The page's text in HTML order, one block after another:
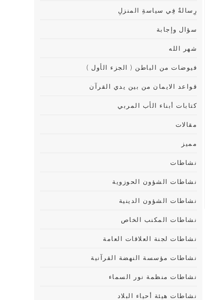
رِسالةٌ فِي سياسةِ المنزلِ
سؤال وإجابة
شهر الله
فيوضات من الباطن ( الجزء الأول )
قواعد الايمان من بين يدي القرآن
كتابات أبناء الأب المربي
مقالات
مميز
نشاطات
نشاطات الشؤون الحوزوية
نشاطات الشؤون الدينية
نشاطات المكنب الخاص
نشاطات لجنة العلاقات العامة
نشاطات مؤسسة النهضة القرآنية
نشاطات منظمة نور السماء
نشاطات هيئة أحياء البلاد